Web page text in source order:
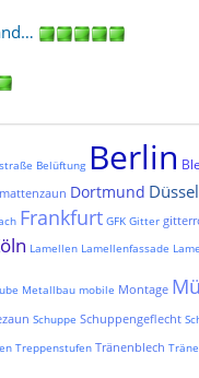
Belüftung Berlin
Dortmund
Frankfurt GFK Gitter
Lamellen Lamellenfassade
Metallbau mobile Montage
Schuppe Schuppengeflecht
Treppenstufen Tränenblech